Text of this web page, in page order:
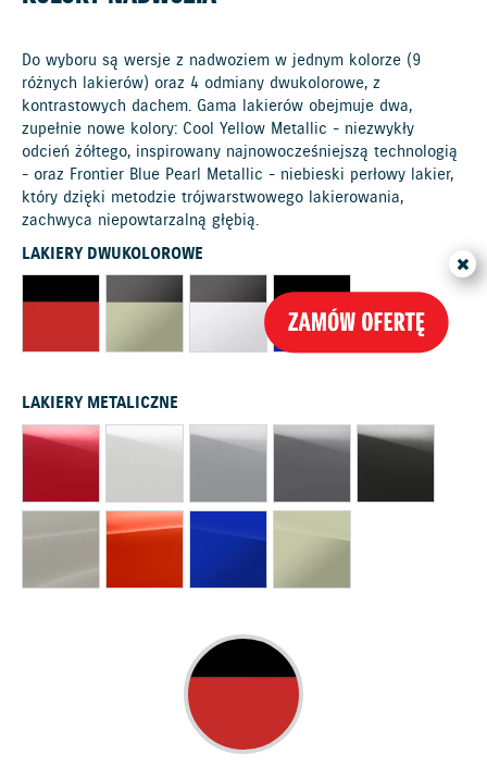
Do wyboru są wersje z nadwoziem w jednym kolorze (9
różnych lakierów) oraz 4 odmiany dwukolorowe, z
kontrastowych dachem. Gama lakierów obejmuje dwa,
zupełnie nowe kolory: Cool Yellow Metallic - niezwykły
odcień żółtego, inspirowany najnowocześniejszą technologią
- oraz Frontier Blue Pearl Metallic - niebieski perłowy lakier,
który dzięki metodzie trójwarstwowego lakierowania,
zachwyca niepowtarzalną głębią.
LAKIERY DWUKOLOROWE
LAKIERY METALICZNE